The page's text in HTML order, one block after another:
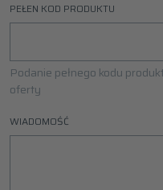
PEŁEN KOD PRODUKTU
Podanie pełnego kodu
oferty
WIADOMOŚĆ